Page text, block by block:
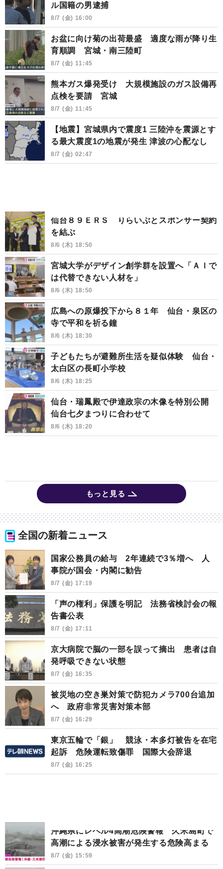
ル国籍の男逮捕
8/7 (金) 16:00
お盆に向け菊の出荷最盛 適度な雨が降り生
育順調 宮城・南三陸町
8/7 (金) 11:45
熊本ガス爆発受け 大規模施設のガス設備再
点検を要請 宮城
8/7 (金) 11:45
【地震】宮城県内で震度1 三陸沖を震源とす
る最大震度1の地震が発生 津波の心配なし
8/7 (金) 02:47
仙台８９ＥＲＳ りらいぶとスポンサー契約
を結ぶ
8/6 (木) 18:50
宮城大学がデザイン創学群を設置へ「ＡＩで
は代替できない人材を」
8/6 (木) 18:50
広島への原爆投下から８１年 仙台・泉区の
寺で平和を祈る鐘
8/6 (木) 18:30
子どもたちが避難所生活を疑似体験 仙台・
太白区の長町小学校
8/6 (木) 18:25
仙台・瑞鳳殿で伊達政宗の木像を特別公開
仙台七夕まつりに合わせて
8/6 (木) 18:20
もっと見る
全国の新着ニュース
国家公務員の給与 2年連続で3％増へ 人
事院が国会・内閣に勧告
8/7 (金) 17:19
「声の権利」保護を明記 法務省検討会の報
告書公表
8/7 (金) 17:11
京大病院で脳の一部を誤って摘出 患者は自
発呼吸できない状態
8/7 (金) 16:35
被災地の空き巣対策で防犯カメラ700台追加
へ 政府非常災害対策本部
8/7 (金) 16:29
東京五輪で「銀」 競泳・本多灯被告を在宅
起訴 危険運転致傷罪 国際大会辞退
8/7 (金) 16:25
沖縄県にレベル4高潮危険警報 久米島町で
高潮による浸水被害が発生する危険高まる
8/7 (金) 15:59